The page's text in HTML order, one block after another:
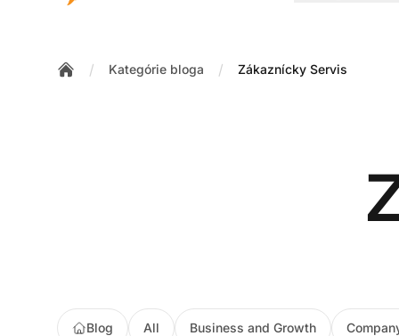
/ Kategórie bloga / Zákaznícky Servis
Blog All Business and Growth